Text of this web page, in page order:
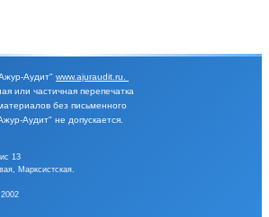
Аудит" www.ajuraudit.ru
или частичная перепечатка
без письменного
Аудит" не допускается.
13
Марксистская.